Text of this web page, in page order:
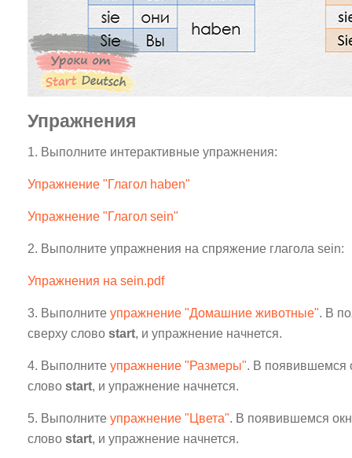
Упражнения
1. Выполните интерактивные упражнения:
Упражнение "Глагол haben"
Упражнение "Глагол sein"
2. Выполните упражнения на спряжение глагола sein:
Упражнения на sein.pdf
3. Выполните упражнение "Домашние животные". В
сверху слово start, и упражнение начнется.
4. Выполните упражнение "Размеры". В появившемся
слово start, и упражнение начнется.
5. Выполните упражнение "Цвета". В появившемся
слово start, и упражнение начнется.